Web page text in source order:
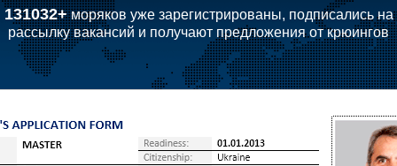
131032+моряков уже зарегистрированы, подписались на
рассылку вакансий и получают предложения от крюингов